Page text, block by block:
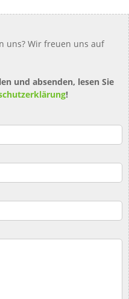
uns? Wir freuen uns auf
und absenden, lesen Sie
!